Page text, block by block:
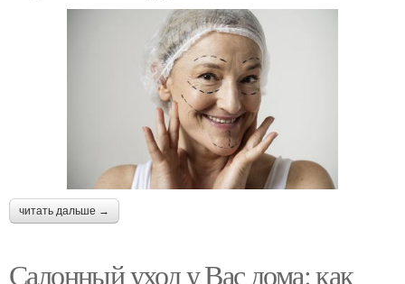
читать дальше →
Салонный уход у Вас дома: как